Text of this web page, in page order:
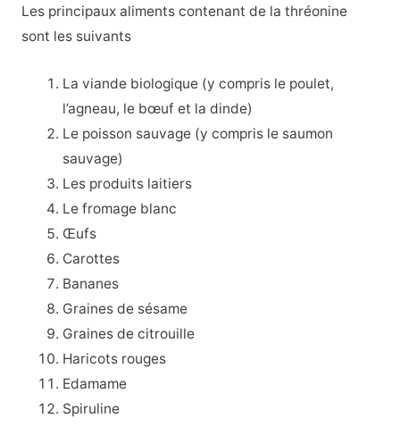
Les principaux aliments contenant de la thréonine
sont les suivants
La viande biologique (y compris le poulet,
l’agneau, le bœuf et la dinde)
Le poisson sauvage (y compris le saumon
sauvage)
Les produits laitiers
Le fromage blanc
Œufs
Carottes
Bananes
Graines de sésame
Graines de citrouille
Haricots rouges
Edamame
Spiruline